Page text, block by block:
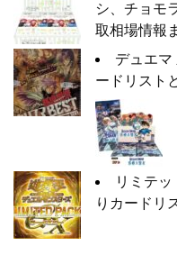
シ、チョモ
取相場情報
デュエマ
ードリスト
リミテ
りカードリ